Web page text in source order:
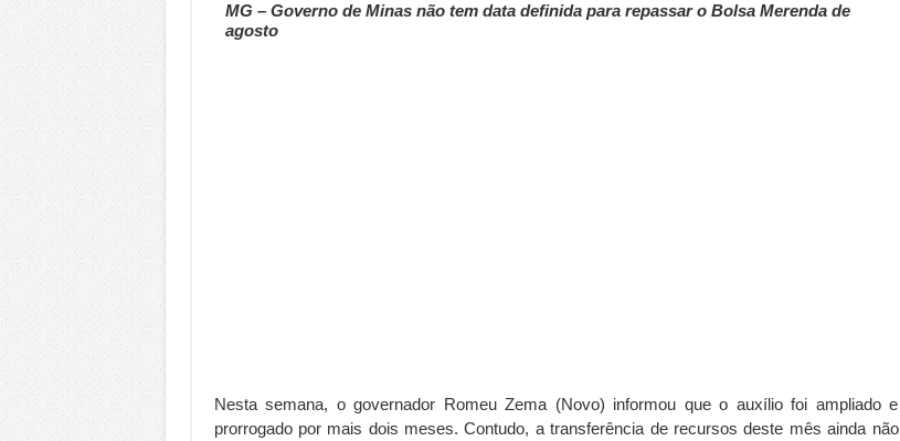
MG – Governo de Minas não tem data definida para repassar o Bolsa Merenda de
agosto
Nesta semana, o governador Romeu Zema (Novo) informou que o auxílio foi ampliado e
prorrogado por mais dois meses. Contudo, a transferência de recursos deste mês ainda não